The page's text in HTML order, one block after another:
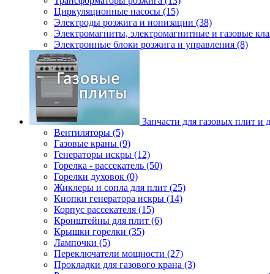
Циркуляционные насосы (15)
Электроды розжига и ионизации (38)
Электромагниты, электромагнитные и газовые
Электронные блоки розжига и управления (8)
Запчасти для газовых плит и
Вентиляторы (5)
Газовые краны (9)
Генераторы искры (12)
Горелка - рассекатель (50)
Горелки духовок (0)
Жиклеры и сопла для плит (25)
Кнопки генератора искры (14)
Корпус рассекателя (15)
Кронштейны для плит (6)
Крышки горелки (35)
Лампочки (5)
Переключатели мощности (27)
Прокладки для газового крана (3)